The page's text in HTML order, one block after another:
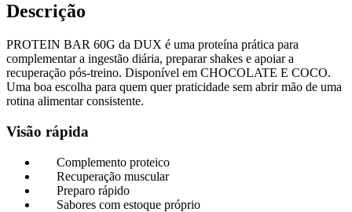
Descrição
PROTEIN BAR 60G da DUX é uma proteína prática para
complementar a ingestão diária, preparar shakes e apoiar a
recuperação pós-treino. Disponível em CHOCOLATE E COCO.
Uma boa escolha para quem quer praticidade sem abrir mão de uma
rotina alimentar consistente.
Visão rápida
Complemento proteico
Recuperação muscular
Preparo rápido
Sabores com estoque próprio